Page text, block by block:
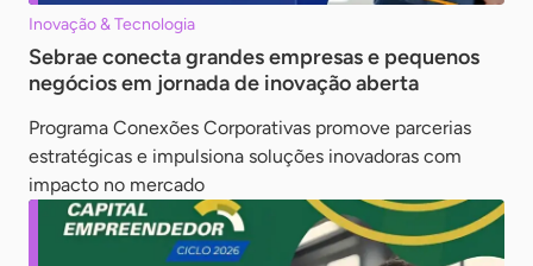
Inovação & Tecnologia
Sebrae conecta grandes empresas e pequenos
negócios em jornada de inovação aberta
Programa Conexões Corporativas promove parcerias
estratégicas e impulsiona soluções inovadoras com
impacto no mercado